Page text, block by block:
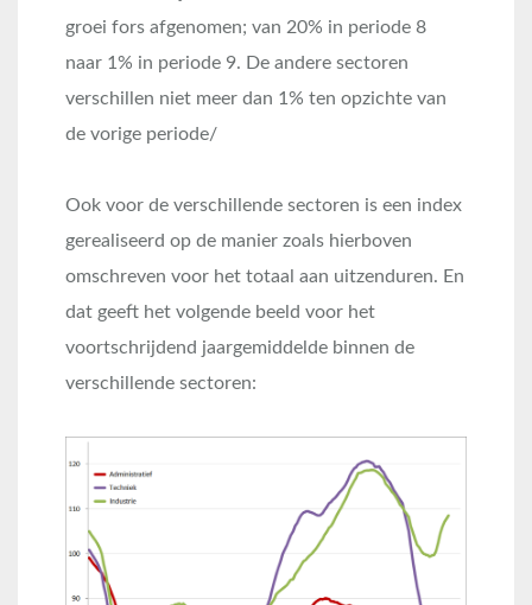
groei fors afgenomen; van 20% in periode 8
naar 1% in periode 9. De andere sectoren
verschillen niet meer dan 1% ten opzichte van
de vorige periode/
Ook voor de verschillende sectoren is een index
gerealiseerd op de manier zoals hierboven
omschreven voor het totaal aan uitzenduren. En
dat geeft het volgende beeld voor het
voortschrijdend jaargemiddelde binnen de
verschillende sectoren: